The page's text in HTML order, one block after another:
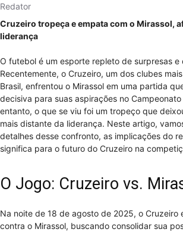
Redator
Cruzeiro tropeça e empata com o Mirassol,
liderança
O futebol é um esporte repleto de surpresas e
Recentemente, o Cruzeiro, um dos clubes
Brasil, enfrentou o Mirassol em uma partida
decisiva para suas aspirações no
entanto, o que se viu foi um tropeço que
mais distante da liderança. Neste artigo,
detalhes desse confronto, as implicações do
significa para o futuro do Cruzeiro na
O Jogo: Cruzeiro vs.
Na noite de 18 de agosto de 2025, o Cruzeiro
contra o Mirassol, buscando consolidar sua